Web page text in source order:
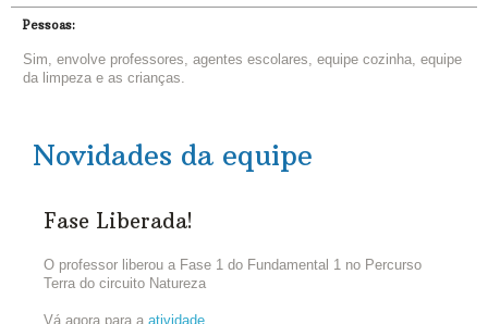
Pessoas:
Sim, envolve professores, agentes escolares, equipe cozinha, equipe
da limpeza e as crianças.
Novidades da equipe
Fase Liberada!
O professor liberou a Fase 1 do Fundamental 1 no Percurso
Terra do circuito Natureza
Vá agora para a atividade